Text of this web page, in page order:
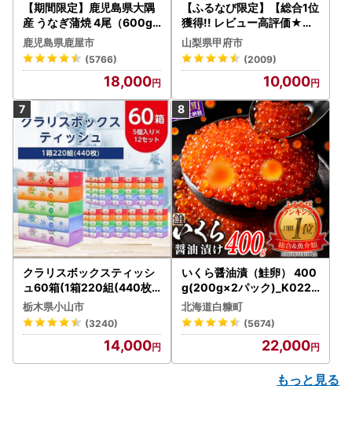
【期間限定】鹿児島県大隅
産 うなぎ蒲焼 4尾（600g
） KN007-004-04-cp18
うなぎ 鰻 魚 惣菜 総菜
鹿児島県鹿屋市
(5766)
18,000
【ふるなび限定】【総合1位
獲得!! レビュー高評価★】
〈2026年度配送分〉山梨
県産 シャインマスカット 2
～3房（1.0kg以上）シャイ
ン フルーツ FN-Limited-S
P
山梨県甲府市
(2009)
10,000
クラリスボックスティッシ
ュ60箱(1箱220組(440枚))
(5個入り×12セット)【配送
不可地域：離島・沖縄県】
【1256759】
栃木県小山市
(3240)
14,000
いくら醤油漬（鮭卵） 400
g(200g×2パック)_K022-
1676
北海道白糠町
(5674)
22,000
もっと見る